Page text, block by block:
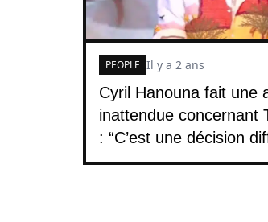
Cyril Hanouna fait une
inattendue concernant
: “C’est une décision
PEOPLE Il y a 2 ans